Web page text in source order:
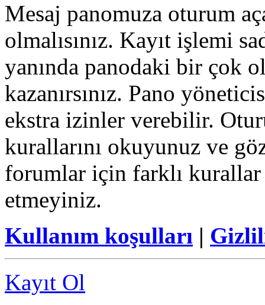
Mesaj panomuza oturum
olmalısınız. Kayıt işlemi
yanında panodaki bir çok
kazanırsınız. Pano
ekstra izinler verebilir.
kurallarını okuyunuz ve
forumlar için farklı kurallar
etmeyiniz.
Kullanım koşulları |
Kayıt Ol